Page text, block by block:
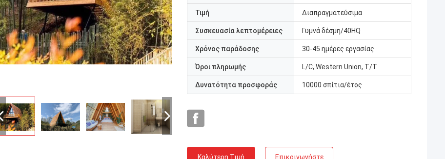
Τιμή Διαπραγματεύσιμα
Συσκευασία λεπτομέρειες Γυμνά δέσμη/40HQ
Χρόνος παράδοσης 30-45 ημέρες εργασίας
Όροι πληρωμής L/C, Western Union, T/T
Δυνατότητα προσφοράς 10000 σπίτια/έτος
Καλύτερη Τιμή Επικοινωνήστε